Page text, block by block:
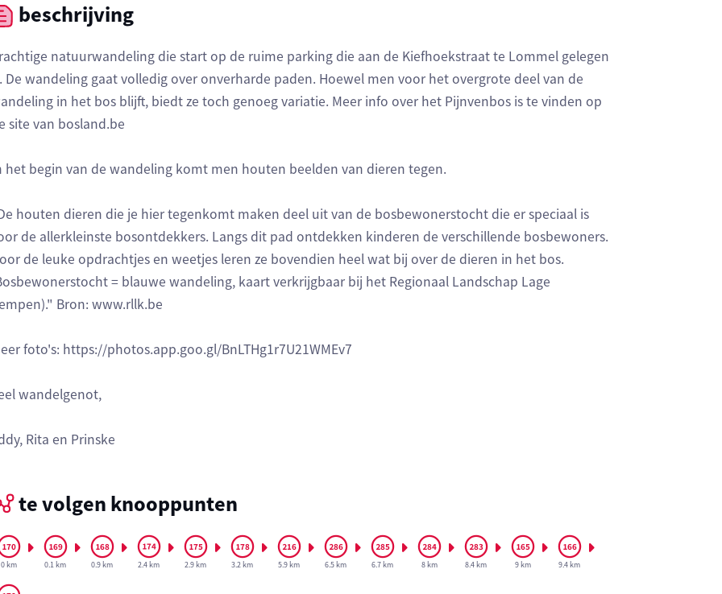
beschrijving
natuurwandeling die start op de ruime parking die aan de Kiefhoekstraat te Lommel gelegen
De wandeling gaat volledig over onverharde paden. Hoewel men voor het overgrote deel van de
in het bos blijft, biedt ze toch genoeg variatie. Meer info over het Pijnvenbos is te vinden op
site van bosland.be
het begin van de wandeling komt men houten beelden van dieren tegen.
houten dieren die je hier tegenkomt maken deel uit van de bosbewonerstocht die er speciaal is
de allerkleinste bosontdekkers. Langs dit pad ontdekken kinderen de verschillende bosbewoners.
de leuke opdrachtjes en weetjes leren ze bovendien heel wat bij over de dieren in het bos.
= blauwe wandeling, kaart verkrijgbaar bij het Regionaal Landschap Lage
Bron: www.rllk.be
foto's: https://photos.app.goo.gl/BnLTHg1r7U21WMEv7
wandelgenot,
Rita en Prinske
te volgen knooppunten
0 km 0.1 km 0.9 km 2.4 km 2.9 km 3.2 km 5.9 km 6.5 km 6.7 km 8 km 8.4 km 9 km 9.4 km